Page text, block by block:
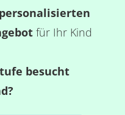
personalisierten
für Ihr Kind
besucht